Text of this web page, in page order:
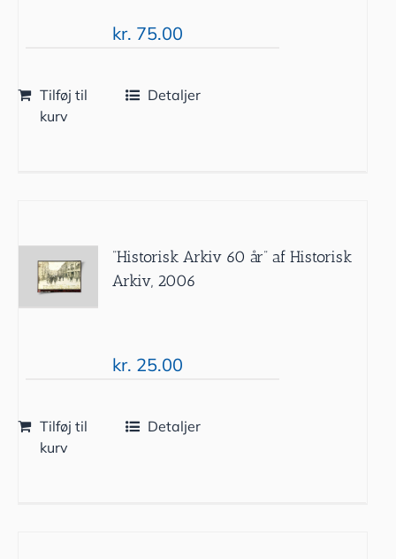
kr. 75.00
Tilføj til
kurv
Detaljer
”Historisk Arkiv 60 år” af Historisk
Arkiv, 2006
kr. 25.00
Tilføj til
kurv
Detaljer